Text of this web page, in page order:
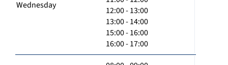
Wednesday
12:00 - 13:00
13:00 - 14:00
15:00 - 16:00
16:00 - 17:00